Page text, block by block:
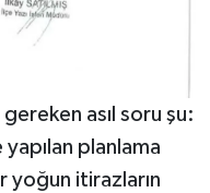
asıl soru şu:
planlama
yoğun itirazların